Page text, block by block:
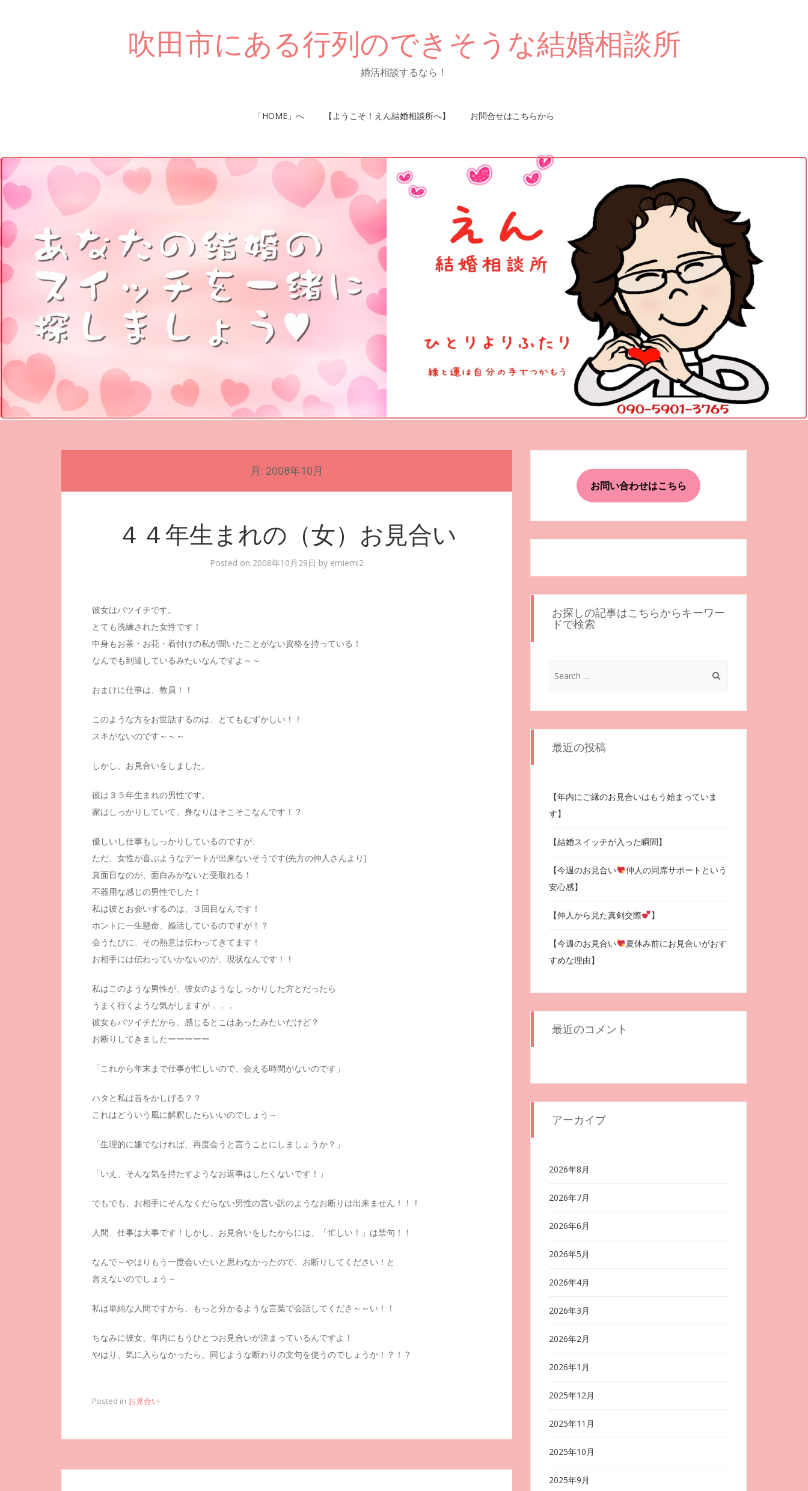
吹田市にある行列のできそうな結婚相談所
婚活相談するなら！
「HOME」へ 【ようこそ！えん結婚相談所へ】 お問合せはこちらから
月: 2008年10月
４４年生まれの（女）お見合い
Posted on 2008年10月29日 by emiemi2
彼女はバツイチです。
とても洗練された女性です！
中身もお茶・お花・着付けの私が聞いたことがない資格を持っている！
なんでも到達しているみたいなんですよ～～
おまけに仕事は、教員！！
このような方をお世話するのは、とてもむずかしい！！
スキがないのです～～～
しかし、お見合いをしました。
彼は３５年生まれの男性です。
家はしっかりしていて、身なりはそこそこなんです！？
優しいし仕事もしっかりしているのですが、
ただ、女性が喜ぶようなデートが出来ないそうです(先方の仲人さんより)
真面目なのが、面白みがないと受取れる！
不器用な感じの男性でした！
私は彼とお会いするのは、３回目なんです！
ホントに一生懸命、婚活しているのですが！？
会うたびに、その熱意は伝わってきてます！
お相手には伝わっていかないのが、現状なんです！！
私はこのような男性が、彼女のようなしっかりした方とだったら
うまく行くような気がしますが．．．
彼女もバツイチだから、感じるとこはあったみたいだけど？
お断りしてきましたーーーーー
「これから年末まで仕事が忙しいので、会える時間がないのです」
ハタと私は首をかしげる？？
これはどういう風に解釈したらいいのでしょう～
「生理的に嫌でなければ、再度会うと言うことにしましょうか？」
「いえ、そんな気を持たすようなお返事はしたくないです！」
でもでも、お相手にそんなくだらない男性の言い訳のようなお断りは出来ません！！！
人間、仕事は大事です！しかし、お見合いをしたからには、「忙しい！」は禁句！！
なんで～やはりもう一度会いたいと思わなかったので、お断りしてください！と
言えないのでしょう～
私は単純な人間ですから、もっと分かるような言葉で会話してくださ～～い！！
ちなみに彼女、年内にもうひとつお見合いが決まっているんですよ！
やはり、気に入らなかったら、同じような断わりの文句を使うのでしょうか！？！？
Posted in お見合い
お問い合わせはこちら
お探しの記事はこちらからキーワー
ドで検索
最近の投稿
【年内にご縁のお見合いはもう始まっていま
す】
【結婚スイッチが入った瞬間】
【今週のお見合い
仲人の同席サポートという
安心感】
【仲人から見た真剣交際 】
【今週のお見合い
夏休み前にお見合いがおす
すめな理由】
最近のコメント
アーカイブ
2026年8月
2026年7月
2026年6月
2026年5月
2026年4月
2026年3月
2026年2月
2026年1月
2025年12月
2025年11月
2025年10月
2025年9月